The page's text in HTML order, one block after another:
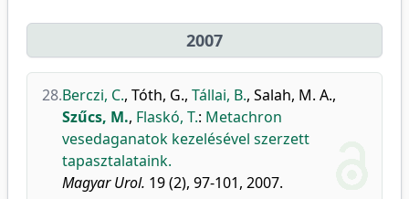
2007
28.Berczi, C., Tóth, G., Tállai, B., Salah, M. A.,
Szűcs, M., Flaskó, T.: Metachron
vesedaganatok kezelésével szerzett
tapasztalataink.
Magyar Urol. 19 (2), 97-101, 2007.